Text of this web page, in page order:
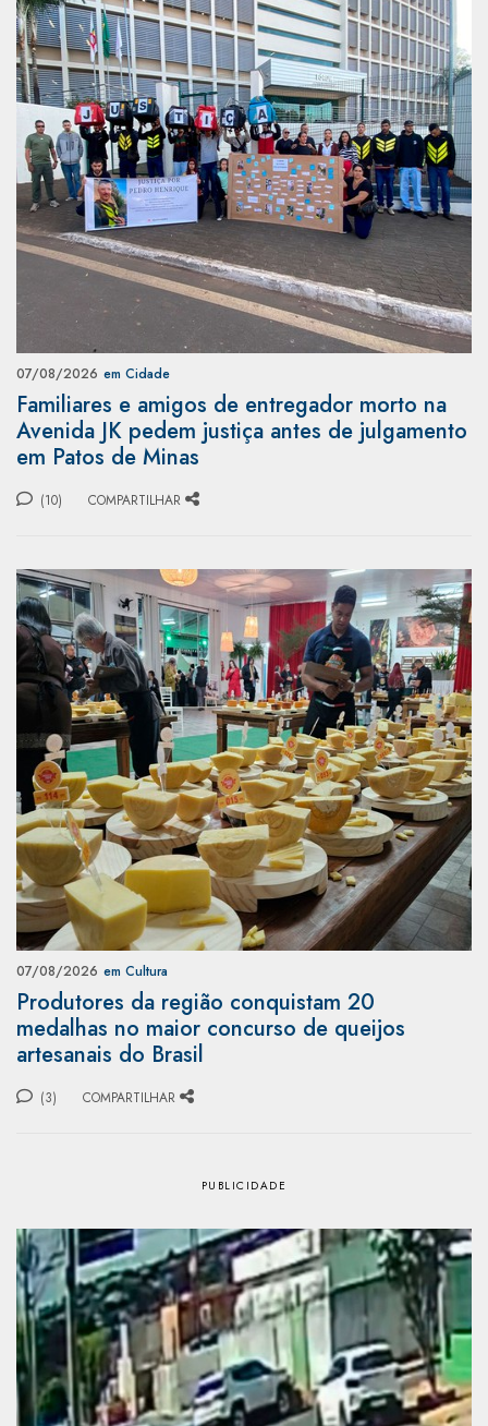
07/08/2026 em Cidade
Familiares e amigos de entregador morto na
Avenida JK pedem justiça antes de julgamento
em Patos de Minas
(10) COMPARTILHAR
07/08/2026 em Cultura
Produtores da região conquistam 20
medalhas no maior concurso de queijos
artesanais do Brasil
(3) COMPARTILHAR